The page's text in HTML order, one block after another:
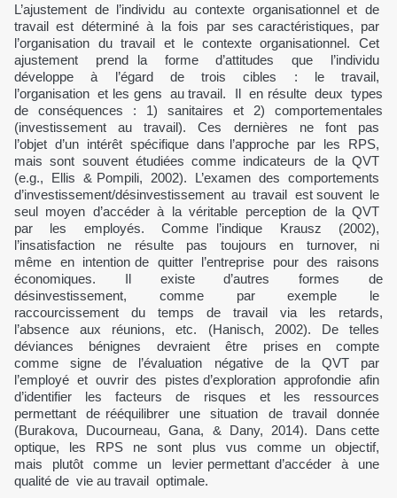
L’ajustement de l’individu au contexte organisationnel et de
travail est déterminé à la fois par ses caractéristiques, par
l’organisation du travail et le contexte organisationnel. Cet
ajustement prend la forme d’attitudes que l’individu
développe à l’égard de trois cibles : le travail,
l’organisation et les gens au travail. Il en résulte deux types
de conséquences : 1) sanitaires et 2) comportementales
(investissement au travail). Ces dernières ne font pas
l’objet d’un intérêt spécifique dans l’approche par les RPS,
mais sont souvent étudiées comme indicateurs de la QVT
(e.g., Ellis & Pompili, 2002). L’examen des comportements
d’investissement/désinvestissement au travail est souvent le
seul moyen d’accéder à la véritable perception de la QVT
par les employés. Comme l’indique Krausz (2002),
l’insatisfaction ne résulte pas toujours en turnover, ni
même en intention de quitter l’entreprise pour des raisons
économiques. Il existe d’autres formes de
désinvestissement, comme par exemple le
raccourcissement du temps de travail via les retards,
l’absence aux réunions, etc. (Hanisch, 2002). De telles
déviances bénignes devraient être prises en compte
comme signe de l’évaluation négative de la QVT par
l’employé et ouvrir des pistes d’exploration approfondie afin
d’identifier les facteurs de risques et les ressources
permettant de rééquilibrer une situation de travail donnée
(Burakova, Ducourneau, Gana, & Dany, 2014). Dans cette
optique, les RPS ne sont plus vus comme un objectif,
mais plutôt comme un levier permettant d’accéder à une
qualité de vie au travail optimale.